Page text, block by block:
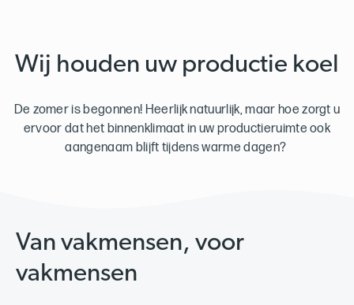
Wij houden uw productie koel
De zomer is begonnen! Heerlijk natuurlijk, maar hoe zorgt u
ervoor dat het binnenklimaat in uw productieruimte ook
aangenaam blijft tijdens warme dagen?
Van vakmensen, voor
vakmensen